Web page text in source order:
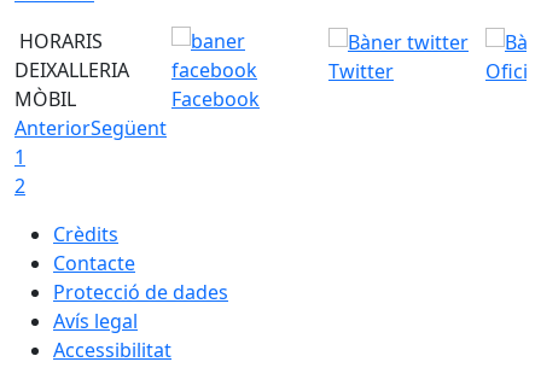
HORARIS
DEIXALLERIA
MÒBIL
Facebook
Twitter
AnteriorSegüent
1
2
Crèdits
Contacte
Protecció de dades
Avís legal
Accessibilitat